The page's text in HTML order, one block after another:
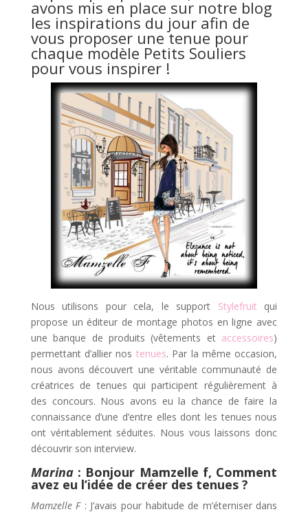
avons mis en place sur notre blog
les inspirations du jourafin de
vous proposer une tenue pour
chaque modèle Petits Souliers
pour vous inspirer !
Nous utilisons pour cela, le support Stylefruit qui
propose un éditeur de montage photos en ligne avec
une banque de produits (vêtements et accessoires)
permettant d’allier nos tenues. Par la même occasion,
nous avons découvert une véritable communauté de
créatrices de tenues qui participent régulièrement à
des concours. Nous avons eu la chance de faire la
connaissance d’une d’entre elles dont les tenues nous
ont véritablement séduites. Nous vous laissons donc
découvrir son interview.
Marina: Bonjour Mamzelle f, Comment
avez eu l’idée de créer des tenues ?
Mamzelle F: J’avais pour habitude de m’éterniser dans